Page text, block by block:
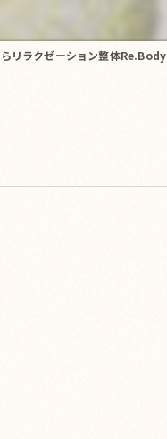
リラクゼーション整体Re.Body